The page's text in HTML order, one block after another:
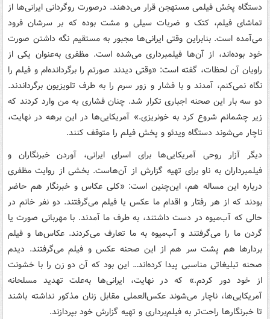
دستگاه پخش فیلمی مستهجن قرار می‌دهند. درصورت روگردانی ایرانی‌ها از
تماشای فیلم، کتک و ضربات سیلی و مشت بوده که بر سرشان فرود
می‌آمده است. بنابراین وقتی ایرانی‌ها مجبور به مستقیم نگه داشتن صورت
خود بوده‌اند، از آن‌ها فیلمبرداری می‌شده است. مظفری به‌عنوان یکی از
راویان آن لحظات، گفته است: «وقتی دیدند صورتم را برگردانده‌ام و فیلم را
نگاه نمی‌کنم، آمدند و با فشار و زور سرم را به طرف تلویزیون برگرداندند.
دو سه بار این صحنه اجباری تکرار شد. چنان فشاری به من وارد کردند که
زیر چشمانم شروع کرد به خونریزی.» آمریکایی‌ها در این برهه در نهایت،
ناچار می‌شوند دستگاه ویدئو و پخش فیلم را متوقف کنند.
دیگر آزار روحی آمریکایی‌ها برای اسرای ایرانی، آوردن خبرنگاران و
فیلمبرداران به ناو برای تهیه گزارش از آن‌هاست. بخشی از روایت مظفری
درباره این مساله هم، این‌چنین است: «کلی عکاس و خبرنگار هم حاضر
بودند که از هر رفتار و اقدام ما عکس یا فیلم می‌گرفتند. دو نفر خانم در
حالی که آب‌میوه در دست داشتند، به طرف ما آمدند. با مهربانی صورت یا
گردن ما را می‌گرفتند و آب‌میوه به ما تعارف می‌کردند. عکاس‌ها و فیلم
بردارها هم پشت سر هم از این صحنه عکس و فیلم می‌گرفتند. دیدم
صحنه تبلیغاتی مناسبی پیدا کرده‌اند… این بود که آن دو زن را با خشونت
از خود دور کردم.» که در نهایت، ایرانی‌ها به‌علت تهدید مسلحانه
آمریکایی‌ها، ناچار می‌شوند عکس‌العملی مقابل زنان مذکور نداشته باشند
تا خبرنگارها راحت‌تر به فیلم‌برداری و تهیه گزارش خود بپردازند.